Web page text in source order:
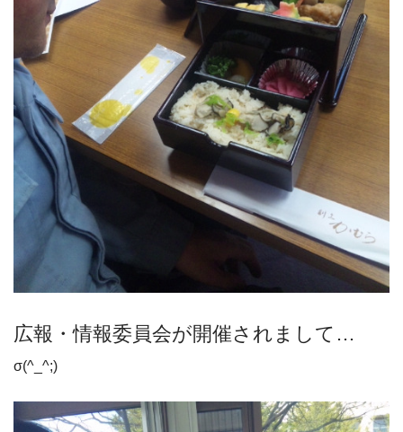
広報・情報委員会が開催されまして…
σ(^_^;)